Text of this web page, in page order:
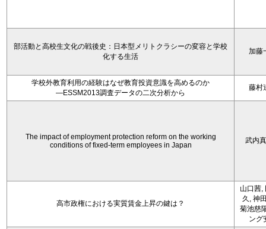
部活動と高校生文化の戦後史：日本型メリトクラシーの変容と学校
化する生活
加藤
学校外教育利用の経験はなぜ教育投資意識を高めるのか
―ESSM2013調査データの二次分析から
藤村
The impact of employment protection reform on the working
conditions of fixed-term employees in Japan
武内
高市政権における実質賃金上昇の鍵は？
山口茜,
久, 神
菊池慈
ング